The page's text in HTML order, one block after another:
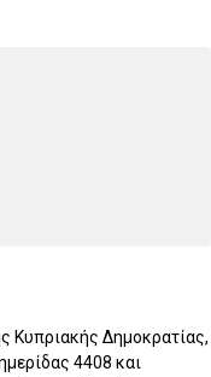
Κυπριακής Δημοκρατίας,
4408 και